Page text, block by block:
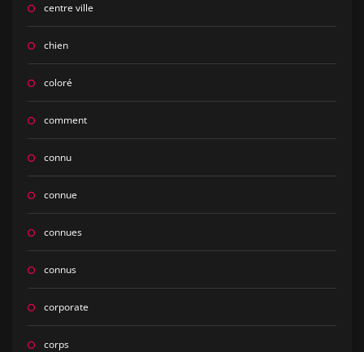
centre ville
chien
coloré
comment
connu
connue
connues
connus
corporate
corps